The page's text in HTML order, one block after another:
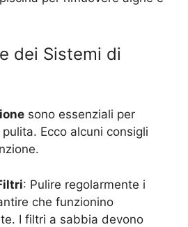
dei Sistemi di
sono essenziali per
pulita. Ecco alcuni consigli
: Pulire regolarmente i
che funzionino
I filtri a sabbia devono